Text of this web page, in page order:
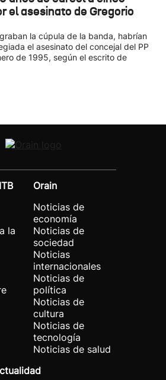
el asesinato de Gregorio
la cúpula de la banda, habrían
el asesinato del concejal del PP
de 1995, según el escrito de
la
Orain
Noticias de
economía
Noticias de
sociedad
Noticias
internacionales
Noticias de
política
Noticias de
cultura
Noticias de
tecnología
Noticias de salud